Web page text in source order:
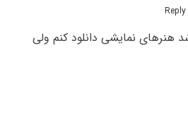
هنرهاى نمایشى دانلود کنم ولى